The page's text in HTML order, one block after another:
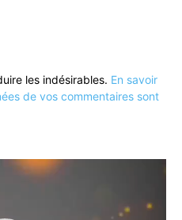
les indésirables. En savoir
de vos commentaires sont